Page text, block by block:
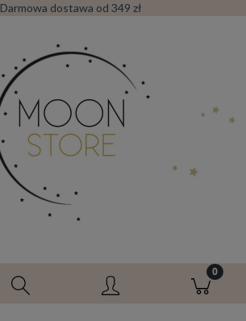
Darmowa dostawa od 349 zł